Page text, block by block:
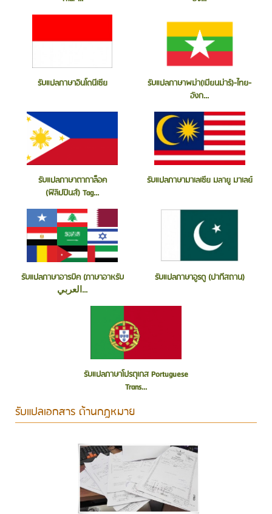
รับแปลภาษาอินโดนีเซีย
รับแปลภาษาพม่า(เมียนม่าร์)-ไทย-
อังก...
รับแปลภาษาตากาล็อค
(ฟิลิปปินส์) Tag...
รับแปลภาษามาเลเซีย มลายู มาเลย์
รับแปลภาษาอารบิค (ภาษาอาหรับ
العربي...
รับแปลภาษาอูรดู (ปากีสถาน)
รับแปลภาษาโปรตุเกส Portuguese
Trans...
รับแปลเอกสาร ด้านกฎหมาย